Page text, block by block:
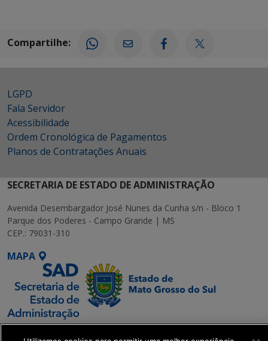
Compartilhe:
LGPD
Fala Servidor
Acessibilidade
Ordem Cronológica de Pagamentos
Planos de Contratações Anuais
SECRETARIA DE ESTADO DE ADMINISTRAÇÃO
Avenida Desembargador José Nunes da Cunha s/n - Bloco 1
Parque dos Poderes - Campo Grande | MS
CEP.: 79031-310
MAPA